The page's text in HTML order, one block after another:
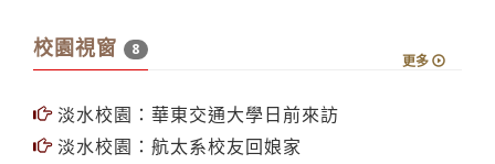
校園視窗 8
更多
淡水校園：華東交通大學日前來訪
淡水校園：航太系校友回娘家